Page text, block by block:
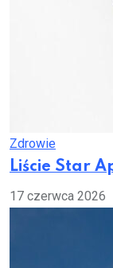
Zdrowie
Liście Star
17 czerwca 2026